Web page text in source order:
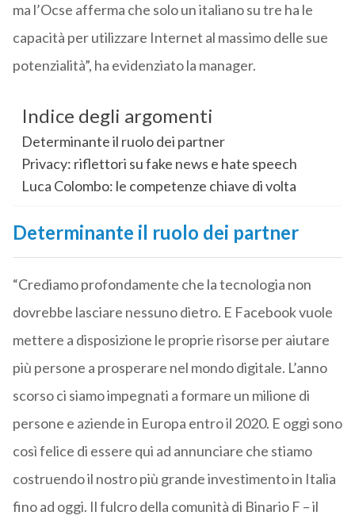
ma l’Ocse afferma che solo un italiano su tre ha le
capacità per utilizzare Internet al massimo delle sue
potenzialità”, ha evidenziato la manager.
Indice degli argomenti
Determinante il ruolo dei partner
Privacy: riflettori su fake news e hate speech
Luca Colombo: le competenze chiave di volta
Determinante il ruolo dei partner
“Crediamo profondamente che la tecnologia non
dovrebbe lasciare nessuno dietro. E Facebook vuole
mettere a disposizione le proprie risorse per aiutare
più persone a prosperare nel mondo digitale. L’anno
scorso ci siamo impegnati a formare un milione di
persone e aziende in Europa entro il 2020. E oggi sono
così felice di essere qui ad annunciare che stiamo
costruendo il nostro più grande investimento in Italia
fino ad oggi. Il fulcro della comunità di Binario F – il